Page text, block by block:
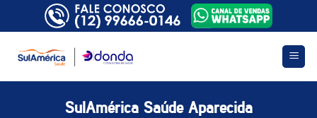
SulAmérica Saúde Aparecida